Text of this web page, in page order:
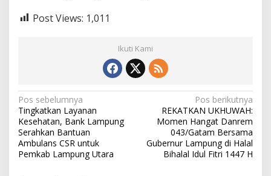
Post Views: 1,011
Ikuti Kami
N
a
v
i
Pos sebelumnya
Tingkatkan Layanan
Kesehatan, Bank Lampung
Serahkan Bantuan
Ambulans CSR untuk
Pemkab Lampung Utara
Pos berikutnya
REKATKAN UKHUWAH:
Momen Hangat Danrem
043/Gatam Bersama
Gubernur Lampung di Halal
Bihalal Idul Fitri 1447 H